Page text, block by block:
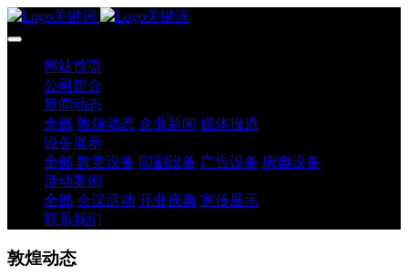
网站首页
公司简介
新闻动态
全部 敦煌动态 企业新闻 媒体报道
设备展示
全部 舞美设备 印刷设备 广告设备 庆典设备
活动案例
全部 会议活动 开业庆典 宣传展示
联系我们
敦煌动态